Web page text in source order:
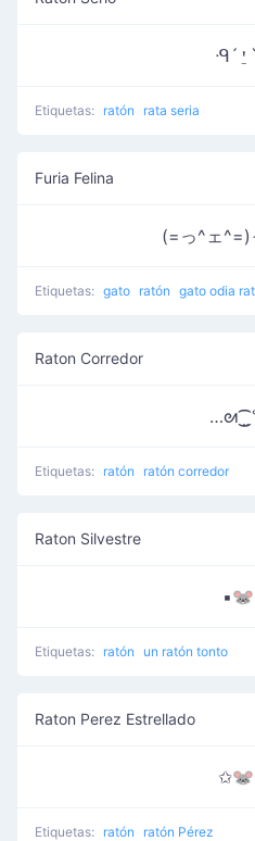
Etiquetas: ratón rata seria
Furia Felina
(=っ^ェ^=)
Etiquetas: gato ratón gato odia
Raton Corredor
Etiquetas: ratón ratón corredor
Raton Silvestre
Etiquetas: ratón un ratón tonto
Raton Perez Estrellado
Etiquetas: ratón ratón Pérez